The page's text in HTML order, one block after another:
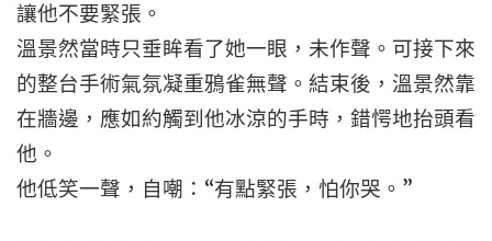
讓他不要緊張。
溫景然當時只垂眸看了她一眼，未作聲。可接下來
的整台手術氣氛凝重鴉雀無聲。結束後，溫景然靠
在牆邊，應如約觸到他冰涼的手時，錯愕地抬頭看
他。
他低笑一聲，自嘲：“有點緊張，怕你哭。”